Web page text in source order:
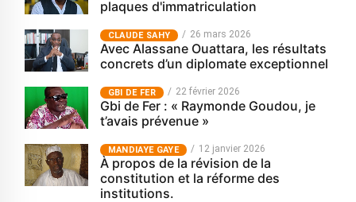
plaques d'immatriculation
CLAUDE SAHY 26 mars 2026
Avec Alassane Ouattara, les résultats
concrets d’un diplomate exceptionnel
GBI DE FER 22 février 2026
Gbi de Fer : « Raymonde Goudou, je
t’avais prévenue »
MANDIAYE GAYE 12 janvier 2026
À propos de la révision de la
constitution et la réforme des
institutions.